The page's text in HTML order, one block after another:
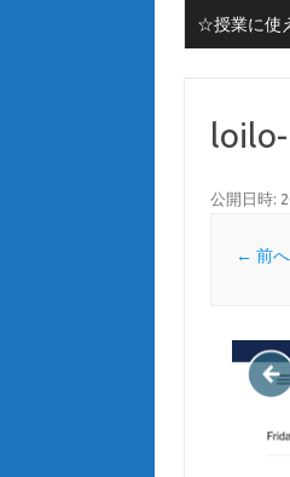
☆授業に使
公開日時:
← 前へ